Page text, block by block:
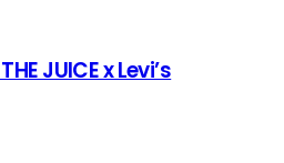
JUICE x Levi’s